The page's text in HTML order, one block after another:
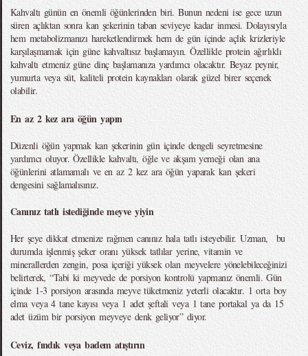
Kahvaltı günün en önemli öğünlerinden biri. Bunun nedeni ise gece uzun
süren açlıktan sonra kan şekerinin taban seviyeye kadar inmesi. Dolayısıyla
hem metabolizmanızı hareketlendirmek hem de gün içinde açlık krizleriyle
karşılaşmamak için güne kahvaltısız başlamayın. Özellikle protein ağırlıklı
kahvaltı etmeniz güne dinç başlamanıza yardımcı olacaktır. Beyaz peynir,
yumurta veya süt, kaliteli protein kaynakları olarak güzel birer seçenek
olabilir.
En az 2 kez ara öğün yapın
Düzenli öğün yapmak kan şekerinin gün içinde dengeli seyretmesine
yardımcı oluyor. Özellikle kahvaltı, öğle ve akşam yemeği olan ana
öğünlerini atlamamalı ve en az 2 kez ara öğün yaparak kan şekeri
dengesini sağlamalısınız.
Canınız tatlı istediğinde meyve yiyin
Her şeye dikkat etmenize rağmen canınız hala tatlı isteyebilir. Uzman, bu
durumda işlenmiş şeker oranı yüksek tatlılar yerine, vitamin ve
minerallerden zengin, posa içeriği yüksek olan meyvelere yönelebileceğinizi
belirterek, “Tabi ki meyvede de porsiyon kontrolü yapmanız önemli. Gün
içinde 1-3 porsiyon arasında meyve tüketmeniz yeterli olacaktır. 1 orta boy
elma veya 4 tane kayısı veya 1 adet şeftali veya 1 tane portakal ya da 15
adet üzüm bir porsiyon meyveye denk geliyor” diyor.
Ceviz, fındık veya badem atıştırın